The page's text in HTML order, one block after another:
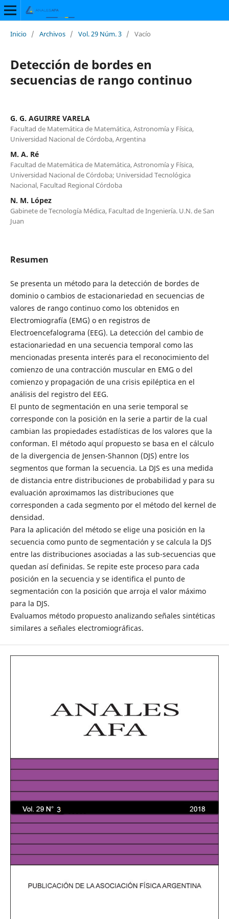
Inicio / Archivos / Vol. 29 Núm. 3 / Vacío
Detección de bordes en
secuencias de rango continuo
G. G. AGUIRRE VARELA
Facultad de Matemática de Matemática, Astronomía y Física,
Universidad Nacional de Córdoba, Argentina
M. A. Ré
Facultad de Matemática de Matemática, Astronomía y Física,
Universidad Nacional de Córdoba; Universidad Tecnológica
Nacional, Facultad Regional Córdoba
N. M. López
Gabinete de Tecnología Médica, Facultad de Ingeniería. U.N. de San
Juan
Resumen
Se presenta un método para la detección de bordes de
dominio o cambios de estacionariedad en secuencias de
valores de rango continuo como los obtenidos en
Electromiografía (EMG) o en registros de
Electroencefalograma (EEG). La detección del cambio de
estacionariedad en una secuencia temporal como las
mencionadas presenta interés para el reconocimiento del
comienzo de una contracción muscular en EMG o del
comienzo y propagación de una crisis epiléptica en el
análisis del registro del EEG.
El punto de segmentación en una serie temporal se
corresponde con la posición en la serie a partir de la cual
cambian las propiedades estadísticas de los valores que la
conforman. El método aquí propuesto se basa en el cálculo
de la divergencia de Jensen-Shannon (DJS) entre los
segmentos que forman la secuencia. La DJS es una medida
de distancia entre distribuciones de probabilidad y para su
evaluación aproximamos las distribuciones que
corresponden a cada segmento por el método del kernel de
densidad.
Para la aplicación del método se elige una posición en la
secuencia como punto de segmentación y se calcula la DJS
entre las distribuciones asociadas a las sub-secuencias que
quedan así definidas. Se repite este proceso para cada
posición en la secuencia y se identifica el punto de
segmentación con la posición que arroja el valor máximo
para la DJS.
Evaluamos método propuesto analizando señales sintéticas
similares a señales electromiográficas.